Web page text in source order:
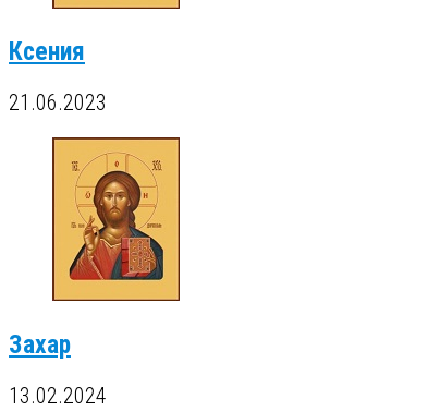
Ксения
21.06.2023
Захар
13.02.2024